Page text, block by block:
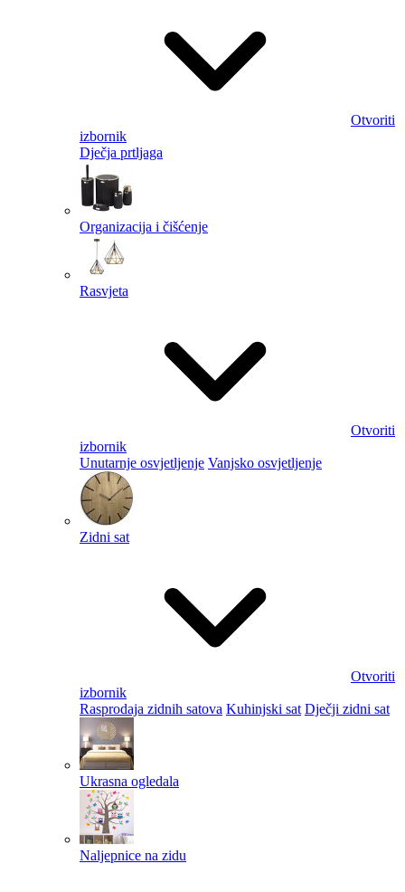
Otvoriti
izbornik
Dječja prtljaga
Organizacija i čišćenje
Rasvjeta
Otvoriti
izbornik
Unutarnje osvjetljenje Vanjsko osvjetljenje
Zidni sat
Otvoriti
izbornik
Rasprodaja zidnih satova Kuhinjski sat Dječji zidni sat
Ukrasna ogledala
Naljepnice na zidu